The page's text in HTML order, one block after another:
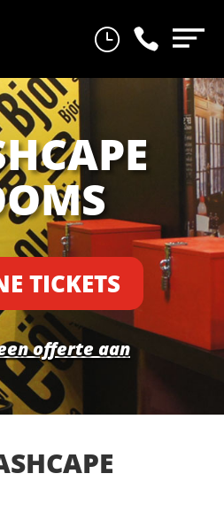

}
TICKETS
offerte aan